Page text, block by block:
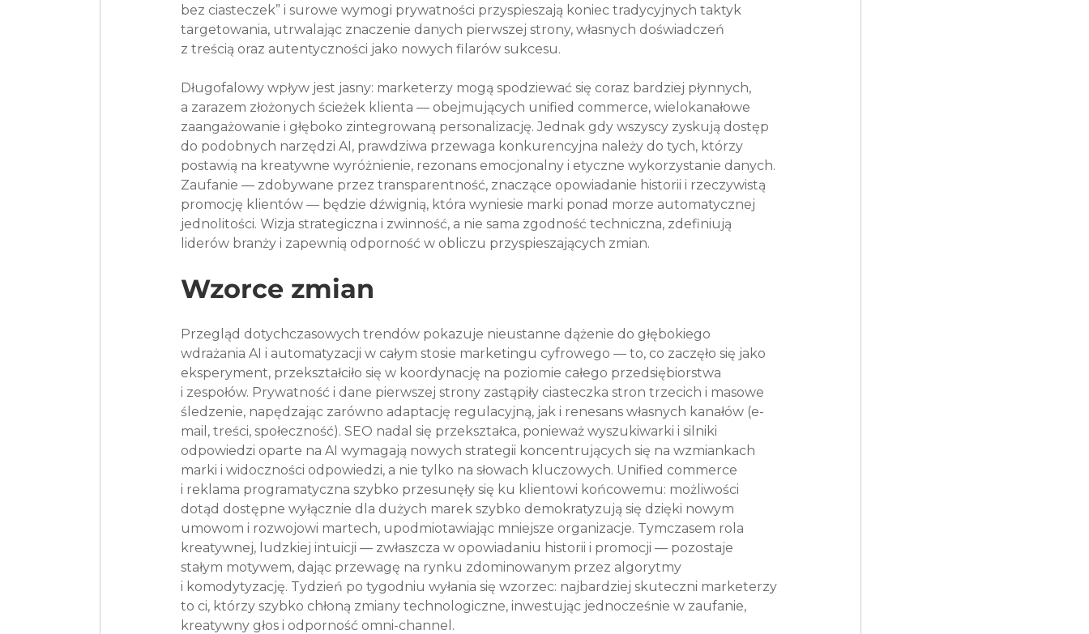
bez ciasteczek” i surowe wymogi prywatności przyspieszają koniec tradycyjnych taktyk
targetowania, utrwalając znaczenie danych pierwszej strony, własnych doświadczeń
z treścią oraz autentyczności jako nowych filarów sukcesu.
Długofalowy wpływ jest jasny: marketerzy mogą spodziewać się coraz bardziej płynnych,
a zarazem złożonych ścieżek klienta — obejmujących unified commerce, wielokanałowe
zaangażowanie i głęboko zintegrowaną personalizację. Jednak gdy wszyscy zyskują dostęp
do podobnych narzędzi AI, prawdziwa przewaga konkurencyjna należy do tych, którzy
postawią na kreatywne wyróżnienie, rezonans emocjonalny i etyczne wykorzystanie danych.
Zaufanie — zdobywane przez transparentność, znaczące opowiadanie historii i rzeczywistą
promocję klientów — będzie dźwignią, która wyniesie marki ponad morze automatycznej
jednolitości. Wizja strategiczna i zwinność, a nie sama zgodność techniczna, zdefiniują
liderów branży i zapewnią odporność w obliczu przyspieszających zmian.
Wzorce zmian
Przegląd dotychczasowych trendów pokazuje nieustanne dążenie do głębokiego
wdrażania AI i automatyzacji w całym stosie marketingu cyfrowego — to, co zaczęło się jako
eksperyment, przekształciło się w koordynację na poziomie całego przedsiębiorstwa
i zespołów. Prywatność i dane pierwszej strony zastąpiły ciasteczka stron trzecich i masowe
śledzenie, napędzając zarówno adaptację regulacyjną, jak i renesans własnych kanałów (e-
mail, treści, społeczność). SEO nadal się przekształca, ponieważ wyszukiwarki i silniki
odpowiedzi oparte na AI wymagają nowych strategii koncentrujących się na wzmiankach
marki i widoczności odpowiedzi, a nie tylko na słowach kluczowych. Unified commerce
i reklama programatyczna szybko przesunęły się ku klientowi końcowemu: możliwości
dotąd dostępne wyłącznie dla dużych marek szybko demokratyzują się dzięki nowym
umowom i rozwojowi martech, upodmiotawiając mniejsze organizacje. Tymczasem rola
kreatywnej, ludzkiej intuicji — zwłaszcza w opowiadaniu historii i promocji — pozostaje
stałym motywem, dając przewagę na rynku zdominowanym przez algorytmy
i komodytyzację. Tydzień po tygodniu wyłania się wzorzec: najbardziej skuteczni marketerzy
to ci, którzy szybko chłoną zmiany technologiczne, inwestując jednocześnie w zaufanie,
kreatywny głos i odporność omni-channel.